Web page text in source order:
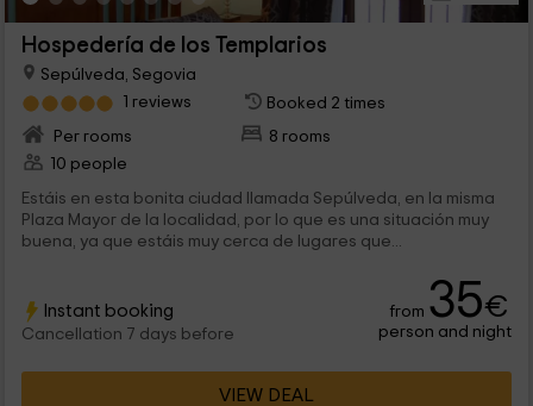
Hospedería de los Templarios
Sepúlveda, Segovia
1 reviews
Booked 2 times
Per rooms
8 rooms
10 people
Estáis en esta bonita ciudad llamada Sepúlveda, en la misma
Plaza Mayor de la localidad, por lo que es una situación muy
buena, ya que estáis muy cerca de lugares que...
Instant booking
Cancellation 7 days before
from 35€
person and night
VIEW DEAL